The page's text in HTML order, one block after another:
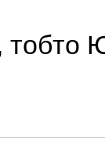
тобто